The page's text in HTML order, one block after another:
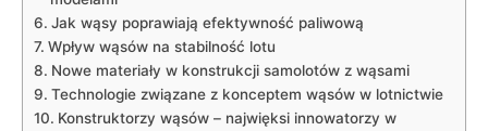
Jak​ wąsy poprawiają efektywność paliwową
Wpływ wąsów na stabilność lotu
Nowe materiały​ w konstrukcji samolotów z wąsami
Technologie związane z​ konceptem wąsów w⁢ lotnictwie
Konstruktorzy wąsów –⁢ najwięksi innowatorzy w